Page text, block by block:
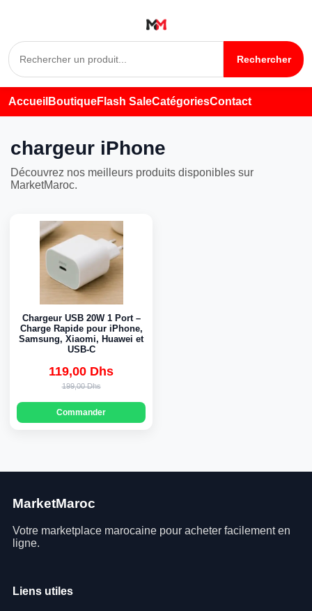
Rechercher
Accueil BoutiqueFlash SaleCatégoriesContact
chargeur iPhone
Découvrez nos meilleurs produits disponibles sur
MarketMaroc.
Chargeur USB 20W 1 Port –
Charge Rapide pour iPhone,
Samsung, Xiaomi, Huawei et
USB-C
199,00 DhsOriginal
price
was:
119,00 Dhs
Current
price
is:
Commander
MarketMaroc
Votre marketplace marocaine pour acheter facilement en
ligne.
Liens utiles